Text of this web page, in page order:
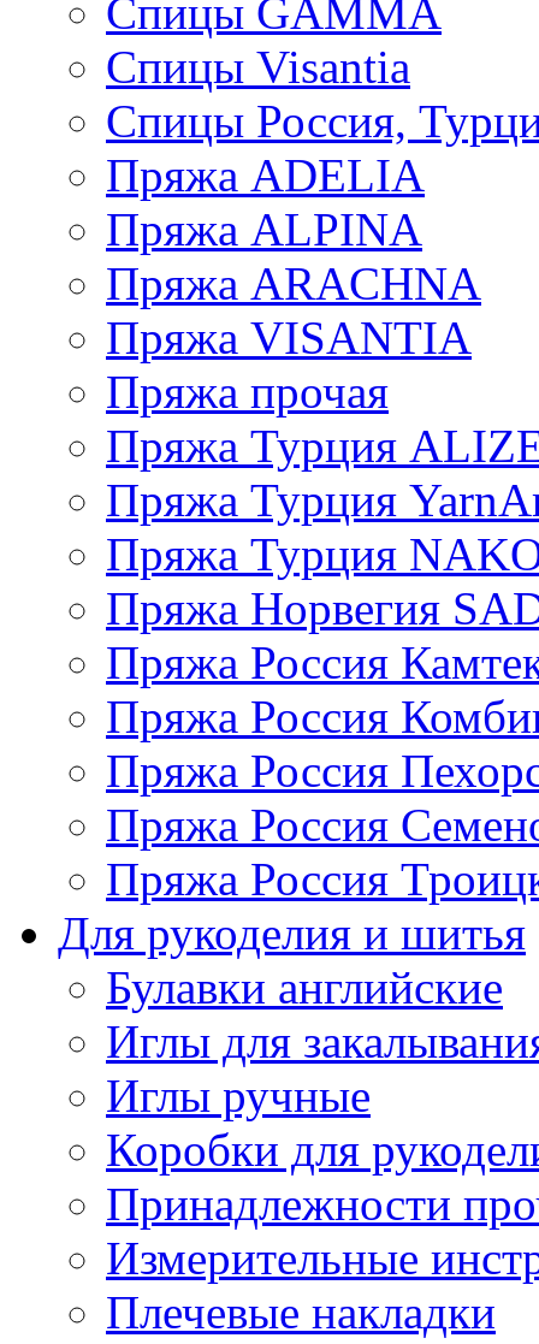
Спицы GAMMA
Спицы Visantia
Спицы Россия,
Пряжа ADELIA
Пряжа ALPINA
Пряжа ARACHNA
Пряжа VISANTIA
Пряжа прочая
Пряжа Турция
Пряжа Турция
Пряжа Турция
Пряжа Норвегия
Пряжа Россия
Пряжа Россия
Пряжа Россия
Пряжа Россия
Пряжа Россия
Для рукоделия и шитья
Булавки английские
Иглы для
Иглы ручные
Коробки для
Принадлежности
Измерительные
Плечевые накладки